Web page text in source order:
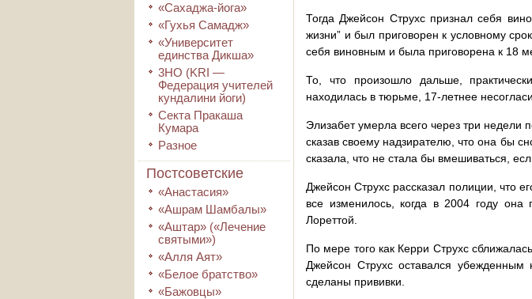
«Сахаджа-йога»
«Гухья Самадж»
«Университет
единства Дикша»
3HO (KRI ―
Федерация учителей
кундалини йоги)
Секта Пракаша
Кумара
Разное
Постсоветские
«Анастасия»
«Ашрам Шамбалы»
«Аштар» («Лечение
святыми»)
«Алля Аят»
«Белое братство»
«Бажовцы»
Тогда Джейсон Струхс признал себя
жизни” и был приговорен к условному
себя виновным и была приговорена к 18
То, что произошло дальше,
находилась в тюрьме, 17-летнее
Элизабет умерла всего через три недели
сказав своему надзирателю, что она бы
сказала, что не стала бы вмешиваться,
Джейсон Струхс рассказал полиции, что
все изменилось, когда в 2004 году
Лореттой.
По мере того как Керри Струхс
Джейсон Струхс оставался
сделаны прививки.